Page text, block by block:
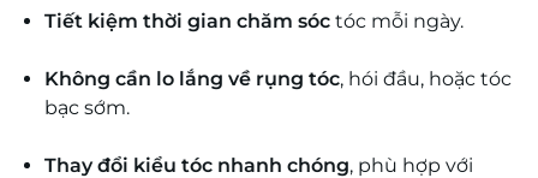
Tiết kiệm thời gian chăm sóc tóc mỗi ngày.
Không cần lo lắng về rụng tóc, hói đầu, hoặc tóc
bạc sớm.
Thay đổi kiểu tóc nhanh chóng, phù hợp với